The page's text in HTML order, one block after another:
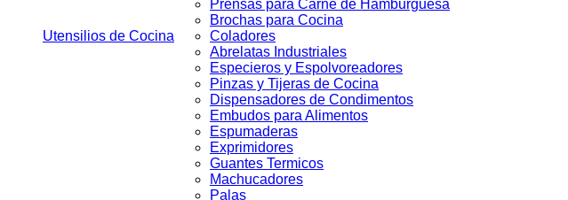
Utensilios de Cocina
Prensas para Carne de Hamburguesa
Brochas para Cocina
Coladores
Abrelatas Industriales
Especieros y Espolvoreadores
Pinzas y Tijeras de Cocina
Dispensadores de Condimentos
Embudos para Alimentos
Espumaderas
Exprimidores
Guantes Termicos
Machucadores
Palas